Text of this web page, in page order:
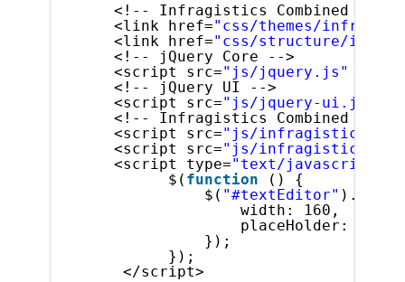
<!-- Infragistics Combined CSS
<link href="css/themes/
<link href="css/structure/
<!-- jQuery Core -->
<script src="js/jquery.js"
<!-- jQuery UI -->
<script src="js/jquery-ui.js"
<!-- Infragistics Combined
<script src="js/
<script src="js/
<script type="text/javascript"
$( function
() {
$( "#textEditor"
width: 160,
placeHolder:
});
});
</script>